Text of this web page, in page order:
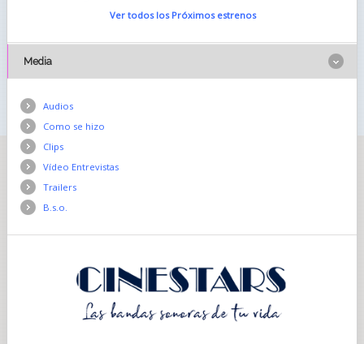
Ver todos los Próximos estrenos
Media
Audios
Como se hizo
Clips
Vídeo Entrevistas
Trailers
B.s.o.